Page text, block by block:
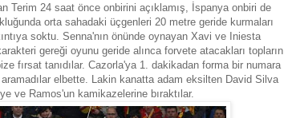
Terim 24 saat önce onbirini açıklamış, İspanya onbiri de
orta sahadaki üçgenleri 20 metre geride kurmaları
soktu. Senna'nın önünde oynayan Xavi ve Iniesta
gereği oyunu geride alınca forvete atacakları topların
fırsat tanıdılar. Cazorla'ya 1. dakikadan forma bir numara
elbette. Lakin kanatta adam eksilten David Silva
ve Ramos'un kamikazelerine bıraktılar.